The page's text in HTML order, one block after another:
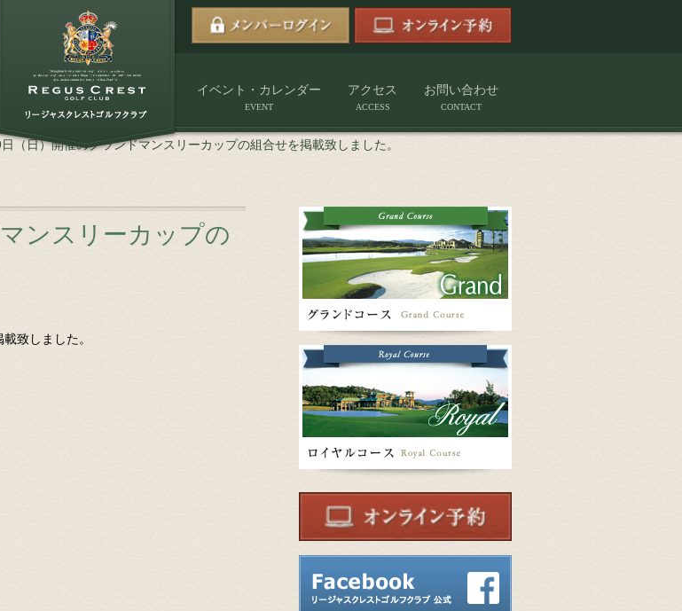
イベント・カレンダー
EVENT
アクセス
ACCESS
お問い合わせ
CONTACT
（日）開催のグランドマンスリーカップの組合せを掲載致しました。
ンスリーカップの
致しました。